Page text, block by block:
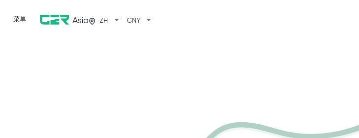
菜单 Asia ZH arrow_drop_down CNY arrow_drop_down